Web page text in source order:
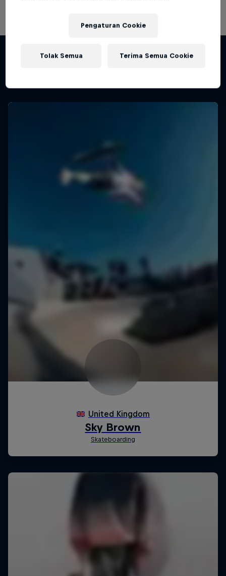
Pengaturan Cookie
Tolak Semua Terima Semua Cookie